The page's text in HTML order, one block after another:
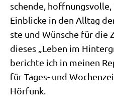
schen­de,
Ein­blicke in den All­tag
ste und Wün­sche für
die­ses „Leben im
berich­te ich in mei­nen
für Tages- und
Hörfunk.